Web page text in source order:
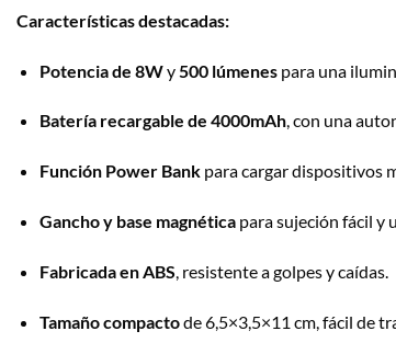
Características destacadas:
Potencia de 8Wy 500 lúmenespara una
Batería recargable de 4000mAh, con una
Función Power Bankpara cargar dispositivos
Gancho y base magnéticapara sujeción fácil y
Fabricada en ABS , resistente a golpes y caídas.
Tamaño compactode 6,5×3,5×11 cm, fácil de